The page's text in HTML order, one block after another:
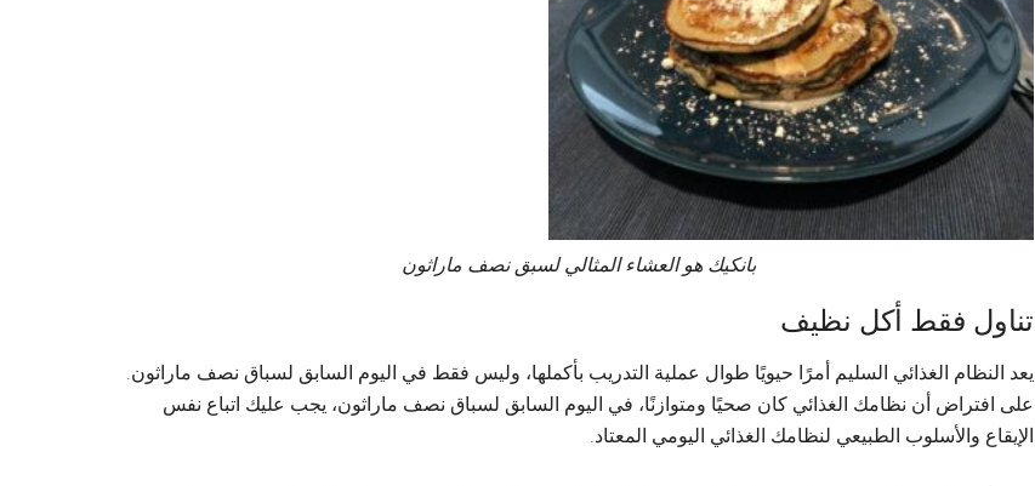
بانكيك هو العشاء المثالي لسبق نصف ماراثون
تناول فقط أكل نظيف
يعد النظام الغذائي السليم أمرًا حيويًا طوال عملية التدريب بأكملها، وليس فقط في اليوم السابق لسباق نصف ماراثون.
على افتراض أن نظامك الغذائي كان صحيًا ومتوازنًا، في اليوم السابق لسباق نصف ماراثون، يجب عليك اتباع نفس
الإيقاع والأسلوب الطبيعي لنظامك الغذائي اليومي المعتاد.